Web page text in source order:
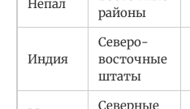
Непал
районы
Индия
Северо-
восточные
штаты
Северные